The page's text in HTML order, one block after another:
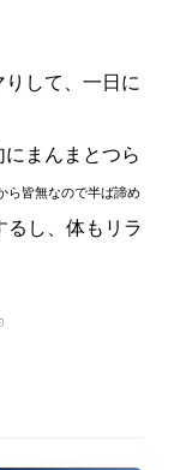
して、一日に
まんまとつら
ら皆無なので半ば諦め
るし、体もリラ